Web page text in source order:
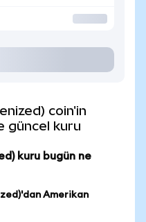
coin'in
güncel kuru
kuru bugün ne
Amerikan